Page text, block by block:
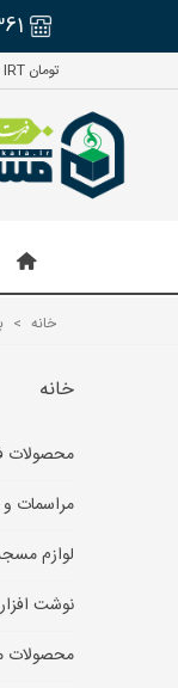
تومان IRT
خانه >
خانه
محصولات
مراسمات
لوازم
نوشت
محصولات